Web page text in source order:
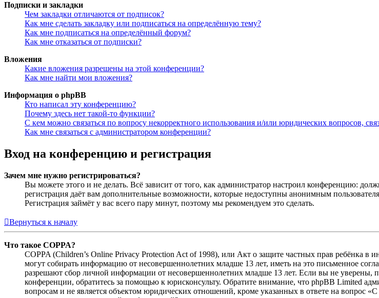
Подписки и закладки
Чем закладки отличаются от подписок?
Как мне сделать закладку или подписаться на определённую тему?
Как мне подписаться на определённый форум?
Как мне отказаться от подписки?
Вложения
Какие вложения разрешены на этой конференции?
Как мне найти мои вложения?
Информация о phpBB
Кто написал эту конференцию?
Почему здесь нет такой-то функции?
С кем можно связаться по вопросу некорректного использования и/или юридических вопросов,
Как мне связаться с администратором конференции?
Вход на конференцию и регистрация
Зачем мне нужно регистрироваться?
Вы можете этого и не делать. Всё зависит от того, как администратор настроил конференцию:
регистрация даёт вам дополнительные возможности, которые недоступны анонимным
Регистрация займёт у вас всего пару минут, поэтому мы рекомендуем это сделать.
Вернуться к началу
Что такое COPPA?
COPPA (Children’s Online Privacy Protection Act of 1998), или Акт о защите частных прав ребёнка
могут собирать информацию от несовершеннолетних младше 13 лет, иметь на это письменное
разрешают сбор личной информации от несовершеннолетних младше 13 лет. Если вы не
конференции, обратитесь за помощью к юрисконсульту. Обратите внимание, что phpBB Limited
вопросам и не является объектом юридических отношений, кроме указанных в ответе на вопрос